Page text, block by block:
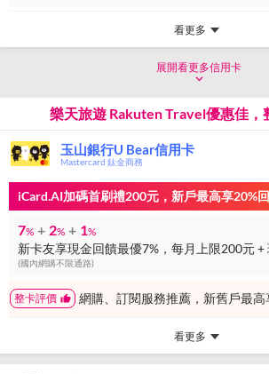
看更多
展開看更多信用卡
樂天旅遊 Rakuten Travel優惠佳，
玉山銀行U Bear信用卡
Mastercard 鈦金商務
iCard.AI加碼首刷禮200元，新戶最高享20%回
7% + 2% + 1%
(國內網購不限通路)
整卡評價 網購、訂閱服務推薦，新舊戶最高
看更多